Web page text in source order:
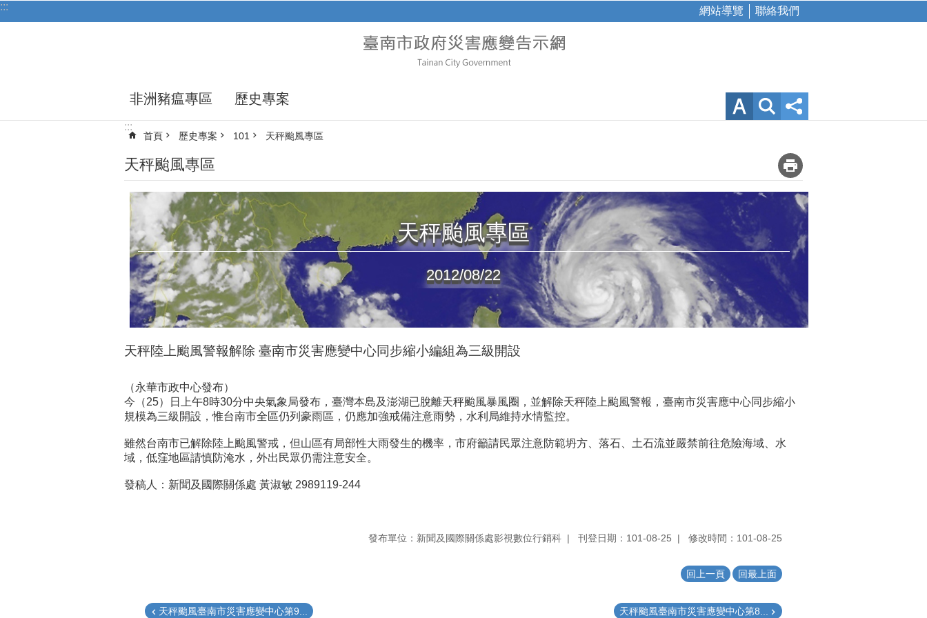
跳到主要內容區塊
::: 網站導覽 聯絡我們
非洲豬瘟專區 歷史專案
:::
首頁 歷史專案 101 天秤颱風專區
天秤颱風專區
天秤颱風專區
2012/08/22
天秤陸上颱風警報解除 臺南市災害應變中心同步縮小編組為三級開設
（永華市政中心發布）
今（25）日上午8時30分中央氣象局發布，臺灣本島及澎湖已脫離天秤颱風暴風圈，並解除天秤陸上颱風警報，臺南市災害應中心同步縮小
規模為三級開設，惟台南市全區仍列豪雨區，仍應加強戒備注意雨勢，水利局維持水情監控。
雖然台南市已解除陸上颱風警戒，但山區有局部性大雨發生的機率，市府籲請民眾注意防範坍方、落石、土石流並嚴禁前往危險海域、水
域，低窪地區請慎防淹水，外出民眾仍需注意安全。
發稿人：新聞及國際關係處 黃淑敏 2989119-244
發布單位：新聞及國際關係處影視數位行銷科 刊登日期：101-08-25 修改時間：101-08-25
回上一頁 回最上面
天秤颱風臺南市災害應變中心第9... 天秤颱風臺南市災害應變中心第8...